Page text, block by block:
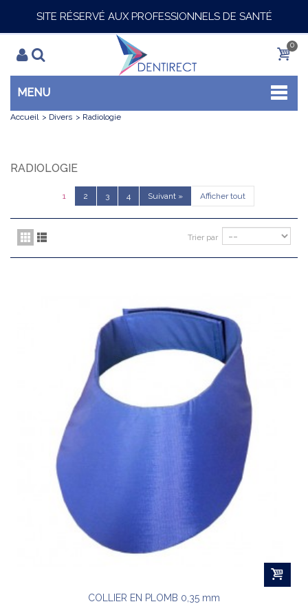
SITE RÉSERVÉ AUX PROFESSIONNELS DE SANTÉ
0
MENU
Accueil > Divers > Radiologie
RADIOLOGIE
1 2 3 4 Suivant» Afficher tout
Trier par
COLLIER EN PLOMB 0,35 mm